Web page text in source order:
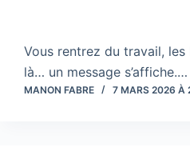
Vous rentrez du travail, les
là… un message s’affiche.…
MANON FABRE 7 MARS 2026 À